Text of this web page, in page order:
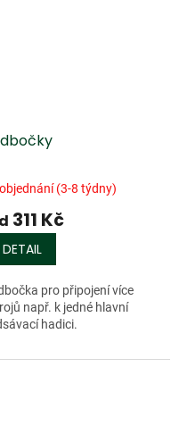
(3-8 týdny)
311 Kč
DETAIL
pro připojení více
např. k jedné hlavní
hadici.